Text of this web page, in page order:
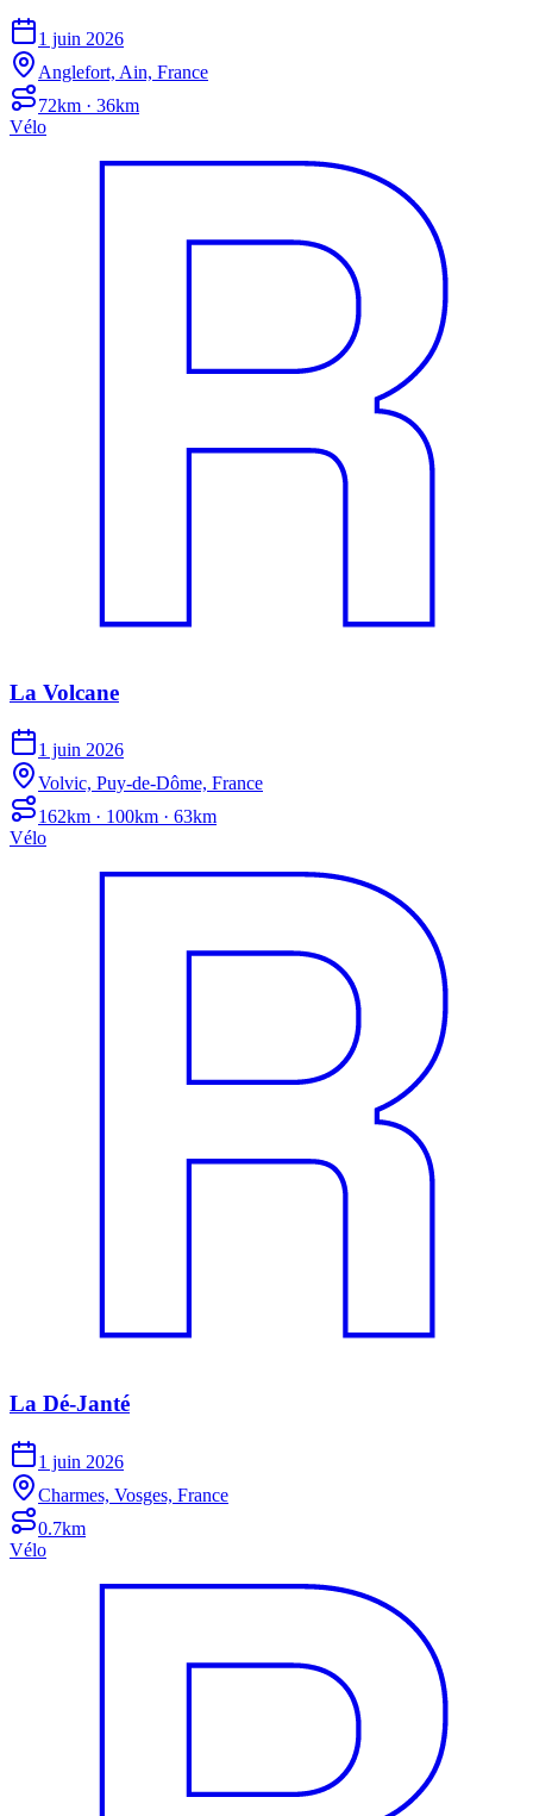
1 juin 2026
Anglefort, Ain, France
72km · 36km
Vélo
La Volcane
1 juin 2026
Volvic, Puy-de-Dôme, France
162km · 100km · 63km
Vélo
La Dé-Janté
1 juin 2026
Charmes, Vosges, France
0.7km
Vélo